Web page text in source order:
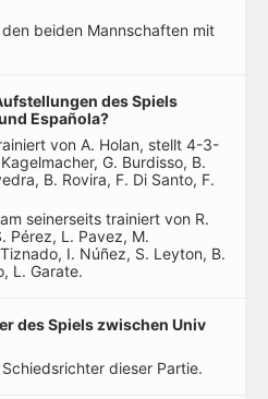
beiden Mannschaften mit
des Spiels
Española?
von A. Holan, stellt 4-3-
G. Burdisso, B.
B. Rovira, F. Di Santo, F.
seinerseits trainiert von R.
Pérez, L. Pavez, M.
I. Núñez, S. Leyton, B.
L. Garate.
des Spiels zwischen Univ
dieser Partie.